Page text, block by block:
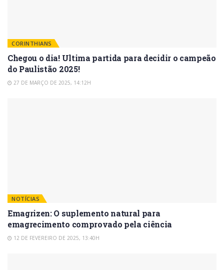
CORINTHIANS
Chegou o dia! Ultima partida para decidir o campeão
do Paulistão 2025!
27 DE MARÇO DE 2025, 14:12H
NOTÍCIAS
Emagrizen: O suplemento natural para
emagrecimento comprovado pela ciência
12 DE FEVEREIRO DE 2025, 13:40H